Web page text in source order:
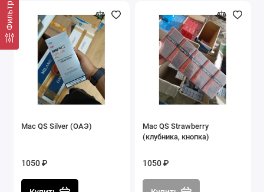
Фильтр
Mac QS Silver (ОАЭ)
1050 ₽
Mac QS Strawberry
(клубника, кнопка)
1050 ₽